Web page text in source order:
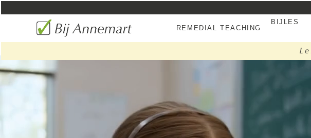
REMEDIAL TEACHING
BIJLES